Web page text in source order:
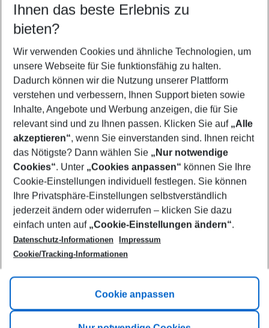
Find the perfect deal which suits your best
Your departure airport
Any airport
Select your date range
10/08/26–08/08/27 5-8 nights
Who will travel
2 adults No children
Show more filter
Footer
Footer navigation
Title A
Link A
Ihnen das beste Erlebnis zu
bieten?
Wir verwenden Cookies und ähnliche Technologien, um
unsere Webseite für Sie funktionsfähig zu halten.
Dadurch können wir die Nutzung unserer Plattform
verstehen und verbessern, Ihnen Support bieten sowie
Inhalte, Angebote und Werbung anzeigen, die für Sie
relevant sind und zu Ihnen passen. Klicken Sie auf „Alle
akzeptieren“, wenn Sie einverstanden sind. Ihnen reicht
das Nötigste? Dann wählen Sie „Nur notwendige
Cookies“. Unter „Cookies anpassen“ können Sie Ihre
Cookie-Einstellungen individuell festlegen. Sie können
Ihre Privatsphäre-Einstellungen selbstverständlich
jederzeit ändern oder widerrufen – klicken Sie dazu
einfach unten auf „Cookie-Einstellungen ändern“.
Datenschutz-Informationen
Impressum
Cookie/Tracking-Informationen
Cookie anpassen